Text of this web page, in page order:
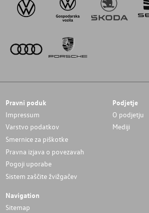
Pravni poduk
Impressum
Varstvo podatkov
Smernice za piškotke
Pravna izjava o povezavah
Pogoji uporabe
Sistem zaščite žvižgačev
Podjetje
O podjetju
Mediji
Navigation
Sitemap